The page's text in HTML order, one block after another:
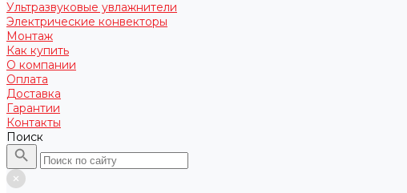
Ультразвуковые увлажнители
Электрические конвекторы
Монтаж
Как купить
О компании
Оплата
Доставка
Гарантии
Контакты
Поиск